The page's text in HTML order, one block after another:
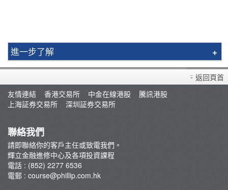
進一步了解
簡介
輝立課程
講師
條款及細則
郭樹鈿博士股票期權策略班
George Au期權實戰技巧分享班
咖啡拉花工作坊
返回頁首
友情連結
香港交易所 中金在線港股
騰訊港股
上海証券交易所
深圳証券交易所
聯絡我們
請即聯絡你的客戶主任或致電我們。
輝立金融進修中心及各項投資課程
電話 : (852) 2277 6536
電郵 : course@phillip.com.hk